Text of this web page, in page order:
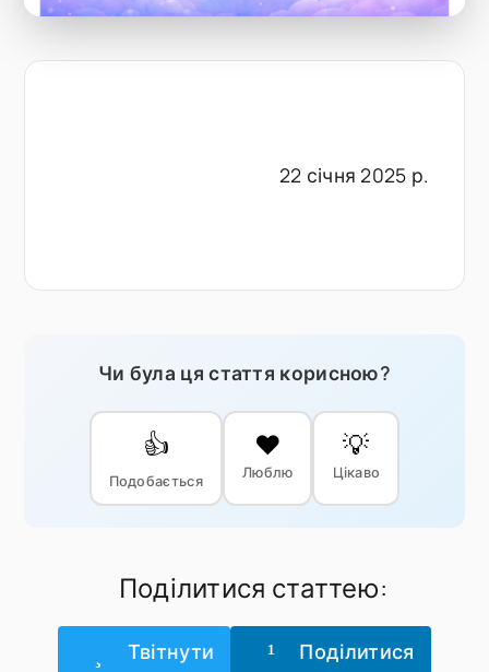
22 січня 2025 р.
Чи була ця стаття корисною?
👍
Подобається
❤️
Люблю
💡
Цікаво
Поділитися статтею:
Твітнути Поділитися